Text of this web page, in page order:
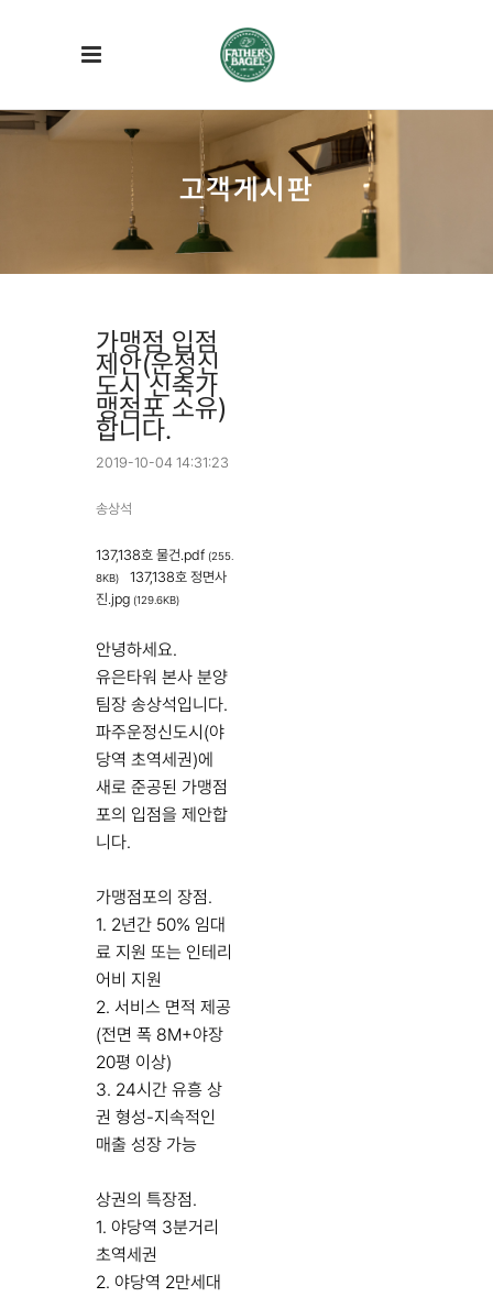
고객게시판
가맹점 입점
제안(운정신
도시 신축가
맹점포 소유)
합니다.
2019-10-04 14:31:23
송상석
137,138호 물건.pdf (255.
8KB)
137,138호 정면사
진.jpg (129.6KB)
안녕하세요.
유은타워 본사 분양
팀장 송상석입니다.
파주운정신도시(야
당역 초역세권)에
새로 준공된 가맹점
포의 입점을 제안합
니다.
가맹점포의 장점.
1. 2년간 50% 임대
료 지원 또는 인테리
어비 지원
2. 서비스 면적 제공
(전면 폭 8M+야장
20평 이상)
3. 24시간 유흥 상
권 형성-지속적인
매출 성장 가능
상권의 특장점.
1. 야당역 3분거리
초역세권
2. 야당역 2만세대